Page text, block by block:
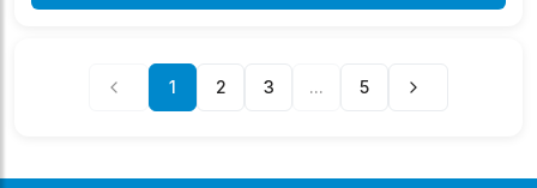
1 2 3 ... 5